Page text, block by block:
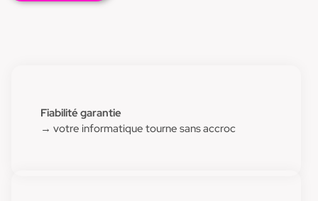
Fiabilité garantie
→ votre informatique tourne sans accroc